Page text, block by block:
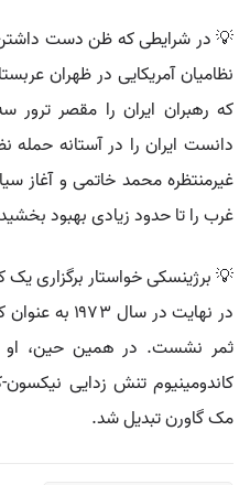
💡 در شرایطی که ظن دست داشتن
نظامیان آمریکایی در ظهران
که رهبران ایران را مقصر ترور
دانست ایران را در آستانه حمله
غیرمنتظره محمد خاتمی و آغاز
غرب را تا حدود زیادی بهبود
💡 برژینسکی خواستار برگزاری یک
در نهایت در
ثمر نشست. در همین حین، او
کاندومینیوم تنش زدایی
مک گاورن تبدیل شد.